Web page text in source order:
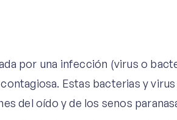
por una infección (virus o
Estas bacterias y
del oído y de los senos